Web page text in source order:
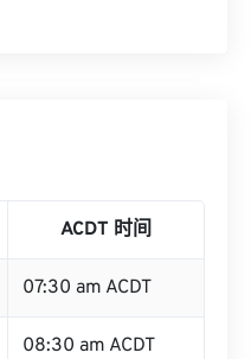
ACDT 时间
07:30 am ACDT
08:30 am ACDT